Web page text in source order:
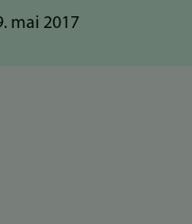
mai 2017